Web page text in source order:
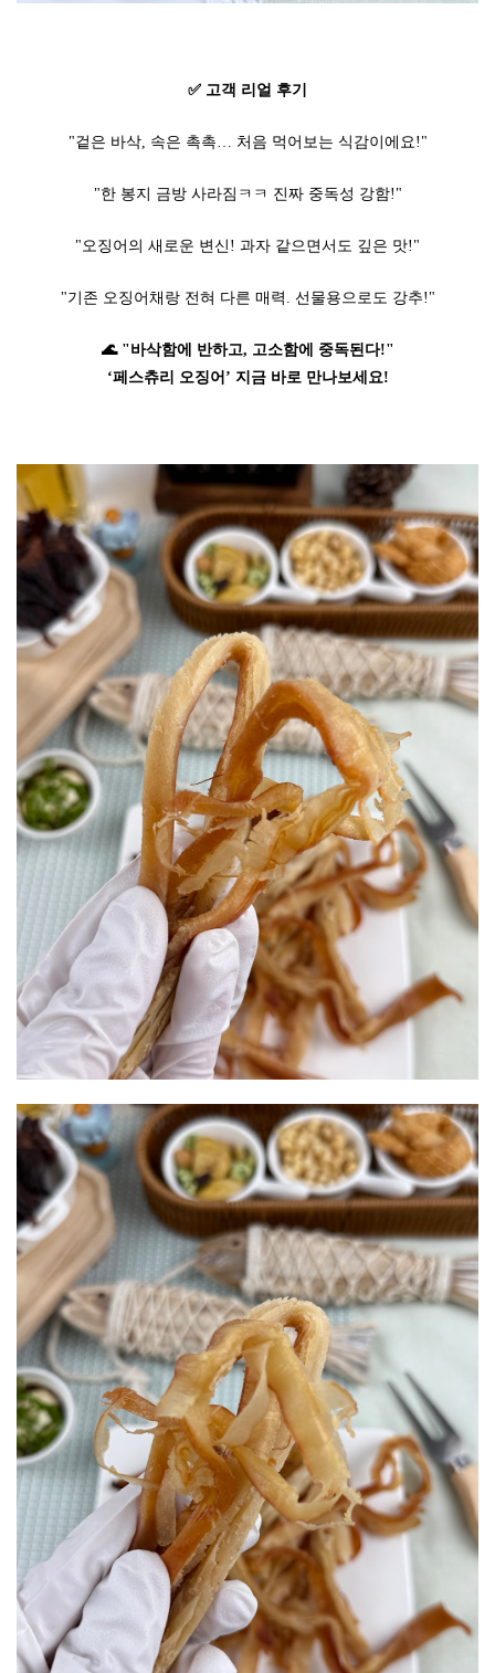
✅ 고객 리얼 후기
"겉은 바삭, 속은 촉촉… 처음 먹어보는 식감이에요!"
"한 봉지 금방 사라짐ㅋㅋ 진짜 중독성 강함!"
"오징어의 새로운 변신! 과자 같으면서도 깊은 맛!"
"기존 오징어채랑 전혀 다른 매력. 선물용으로도 강추!"
🌊 "바삭함에 반하고, 고소함에 중독된다!"
‘페스츄리 오징어’ 지금 바로 만나보세요!